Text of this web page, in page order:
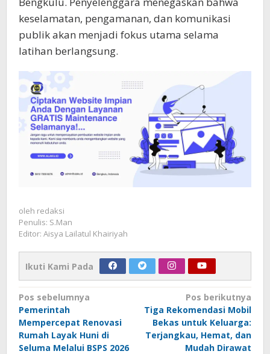
keselamatan, pengamanan, dan komunikasi
publik akan menjadi fokus utama selama
latihan berlangsung.
oleh redaksi
Penulis: S.Man
Editor: Aisya Lailatul Khairiyah
Ikuti Kami Pada
Navigasi
pos
Pos sebelumnya
Pemerintah
Mempercepat Renovasi
Rumah Layak Huni di
Seluma Melalui BSPS 2026
Pos berikutnya
Tiga Rekomendasi Mobil
Bekas untuk Keluarga:
Terjangkau, Hemat, dan
Mudah Dirawat